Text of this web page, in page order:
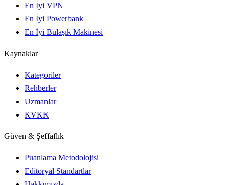
En İyi VPN
En İyi Powerbank
En İyi Bulaşık Makinesi
Kaynaklar
Kategoriler
Rehberler
Uzmanlar
KVKK
Güven & Şeffaflık
Puanlama Metodolojisi
Editoryal Standartlar